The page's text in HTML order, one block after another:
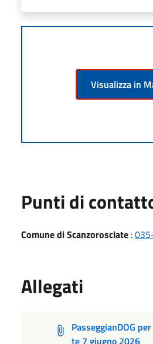
Visualizza in
Punti di
Comune di Scanzorosciate :
Allegati
PasseggianDOG
te 7 giugno 2026